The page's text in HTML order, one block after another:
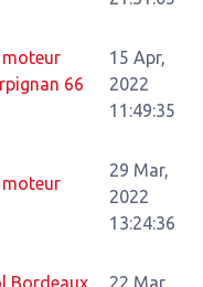
66
15 Apr,
2022
11:49:35
29 Mar,
2022
13:24:36
Bordeaux
22 Mar,